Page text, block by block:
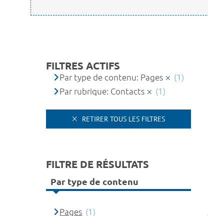
FILTRES ACTIFS
Par type de contenu: Pages
(1)
Par rubrique: Contacts
(1)
RETIRER TOUS LES FILTRES
FILTRE DE RÉSULTATS
Par type de contenu
Pages (1)